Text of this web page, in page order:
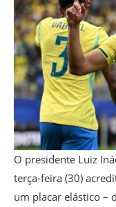
O presidente Luiz
terça-feira (30)
um placar elástico –